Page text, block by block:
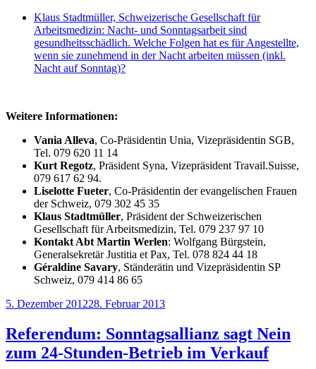
Klaus Stadtmüller, Schweizerische Gesellschaft für
Arbeitsmedizin: Nacht- und Sonntagsarbeit sind
gesundheitsschädlich. Welche Folgen hat es für Angestellte,
wenn sie zunehmend in der Nacht arbeiten müssen (inkl.
Nacht auf Sonntag)?
Weitere Informationen:
Vania Alleva, Co-Präsidentin Unia, Vizepräsidentin SGB,
Tel. 079 620 11 14
Kurt Regotz, Präsident Syna, Vizepräsident Travail.Suisse,
079 617 62 94.
Liselotte Fueter, Co-Präsidentin der evangelischen Frauen
der Schweiz, 079 302 45 35
Klaus Stadtmüller, Präsident der Schweizerischen
Gesellschaft für Arbeitsmedizin, Tel. 079 237 97 10
Kontakt Abt Martin Werlen: Wolfgang Bürgstein,
Generalsekretär Justitia et Pax, Tel. 078 824 44 18
Géraldine Savary, Ständerätin und Vizepräsidentin SP
Schweiz, 079 414 86 65
Veröffentlicht
5. Dezember 201228. Februar 2013
Referendum: Sonntagsallianz sagt Nein
zum 24-Stunden-Betrieb im Verkauf